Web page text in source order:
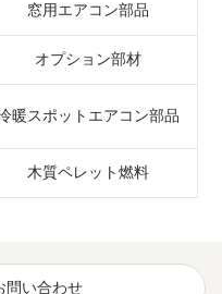
窓用エアコン部品
オプション部材
暖スポットエアコン部品
木質ペレット燃料
問い合わせ